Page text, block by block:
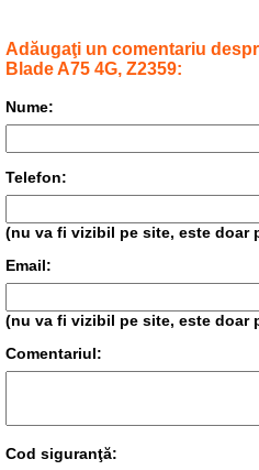
Adăugaţi un comentariu
Blade A75 4G, Z2359:
Nume:
Telefon:
(nu va fi vizibil pe site, este doar
Email:
(nu va fi vizibil pe site, este doar
Comentariul:
Cod siguranţă: